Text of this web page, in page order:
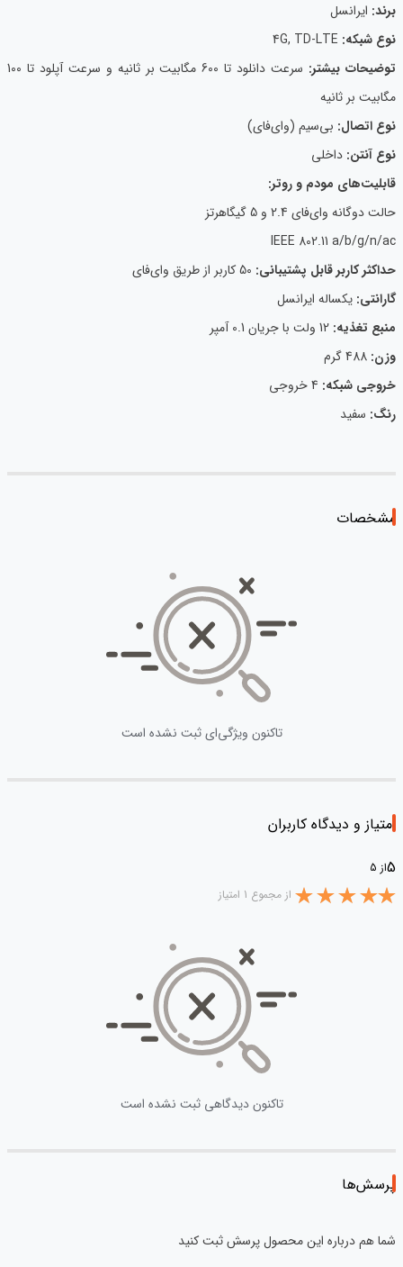
برند: ایرانسل
نوع شبکه: 4G, TD-LTE
توضیحات بیشتر:
سرعت دانلود تا 600 مگابیت بر ثانیه و سرعت آپلود تا 100
مگابیت بر ثانیه
نوع اتصال: بی‌سیم (وای‌فای)
نوع آنتن: داخلی
قابلیت‌های مودم و روتر:
حالت دوگانه وای‌فای 2.4 و 5 گیگاهرتز
IEEE 802.11 a/b/g/n/ac
حداکثر کاربر قابل پشتیبانی: 50 کاربر از طریق وای‌فای
گارانتی: یکساله ایرانسل
منبع تغذیه: 12 ولت با جریان 0.1 آمپر
وزن: 488 گرم
خروجی شبکه: 4 خروجی
رنگ: سفید
مشخصات
تاکنون ویژگی‌ای ثبت نشده است
امتیاز و دیدگاه کاربران
5از 5
از مجموع 1 امتیاز
تاکنون دیدگاهی ثبت نشده است
پرسش‌ها
شما هم درباره این محصول پرسش ثبت کنید